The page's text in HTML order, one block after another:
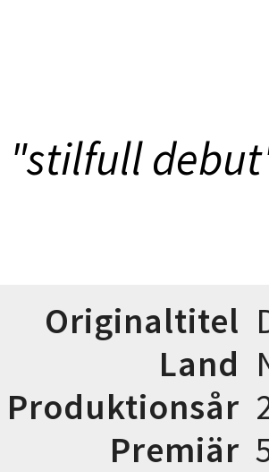
"stilfull
Originaltitel
Land
Produktionsår
Premiär